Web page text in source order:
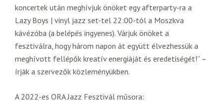
koncertek után meghívjuk önöket egy afterparty-ra a
Lazy Boys | vinyl jazz set-tel 22:00-tól a Moszkva
kávézóba (a belépés ingyenes). Várjuk önöket a
fesztiválra, hogy három napon át együtt élvezhessük a
meghívott fellépők kreatív energiáját és eredetiségét!” –
írják a szervezők közleményükben.
A 2022-es ORA Jazz Fesztivál műsora: